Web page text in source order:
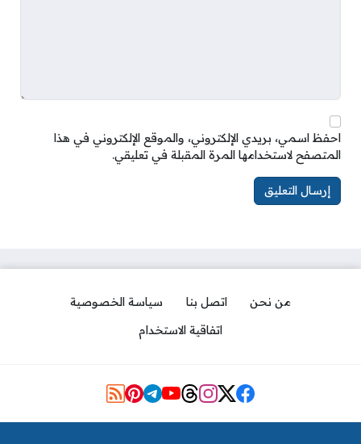
احفظ اسمي، بريدي الإلكتروني، والموقع الإلكتروني في هذا
المتصفح لاستخدامها المرة المقبلة في تعليقي.
من نحن اتصل بنا
سياسة الخصوصية
اتفاقية الاستخدام
Social Links